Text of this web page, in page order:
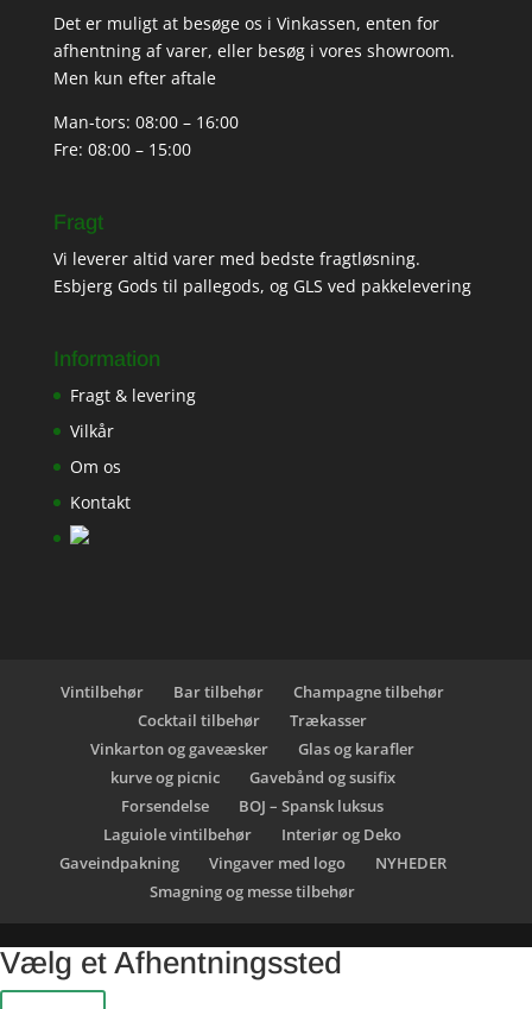
Det er muligt at besøge os i Vinkassen, enten for
afhentning af varer, eller besøg i vores showroom.
Men kun efter aftale
Man-tors: 08:00 – 16:00
Fre: 08:00 – 15:00
Fragt
Vi leverer altid varer med bedste fragtløsning.
Esbjerg Gods til pallegods, og GLS ved pakkelevering
Information
Fragt & levering
Vilkår
Om os
Kontakt
Vintilbehør Bar tilbehør
Champagne tilbehør
Cocktail tilbehør
Trækasser
Vinkarton og gaveæsker
Glas og karafler
kurve og picnic
Gavebånd og susifix
Forsendelse
BOJ – Spansk luksus
Laguiole vintilbehør
Interiør og Deko
Gaveindpakning
Vingaver med logo
NYHEDER
Smagning og messe tilbehør
Vælg et Afhentningssted